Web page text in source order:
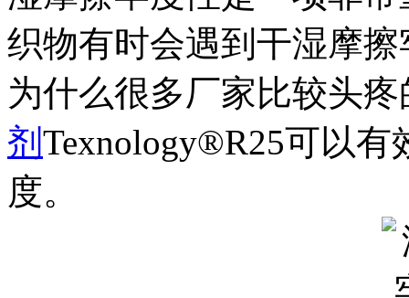
织物有时会遇到干湿摩
为什么很多厂家比较头
剂 Texnology®R25可以
度。